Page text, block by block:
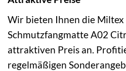
Wir bieten Ihnen die Miltex
Schmutzfangmatte A02
attraktiven Preis an.
regelmäßigen